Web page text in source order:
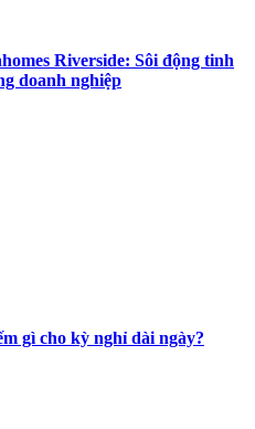
Riverside: Sôi động tinh
doanh nghiệp
gì cho kỳ nghỉ dài ngày?